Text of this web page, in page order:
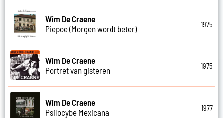
Wim De Craene
Piepoe (Morgen wordt beter)
1975
Wim De Craene
Portret van gisteren
1975
Wim De Craene
Psilocybe Mexicana
1977